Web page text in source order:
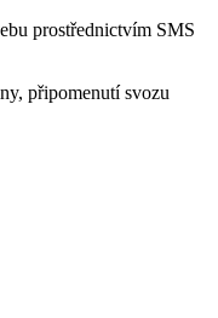
prostřednictvím SMS
připomenutí svozu